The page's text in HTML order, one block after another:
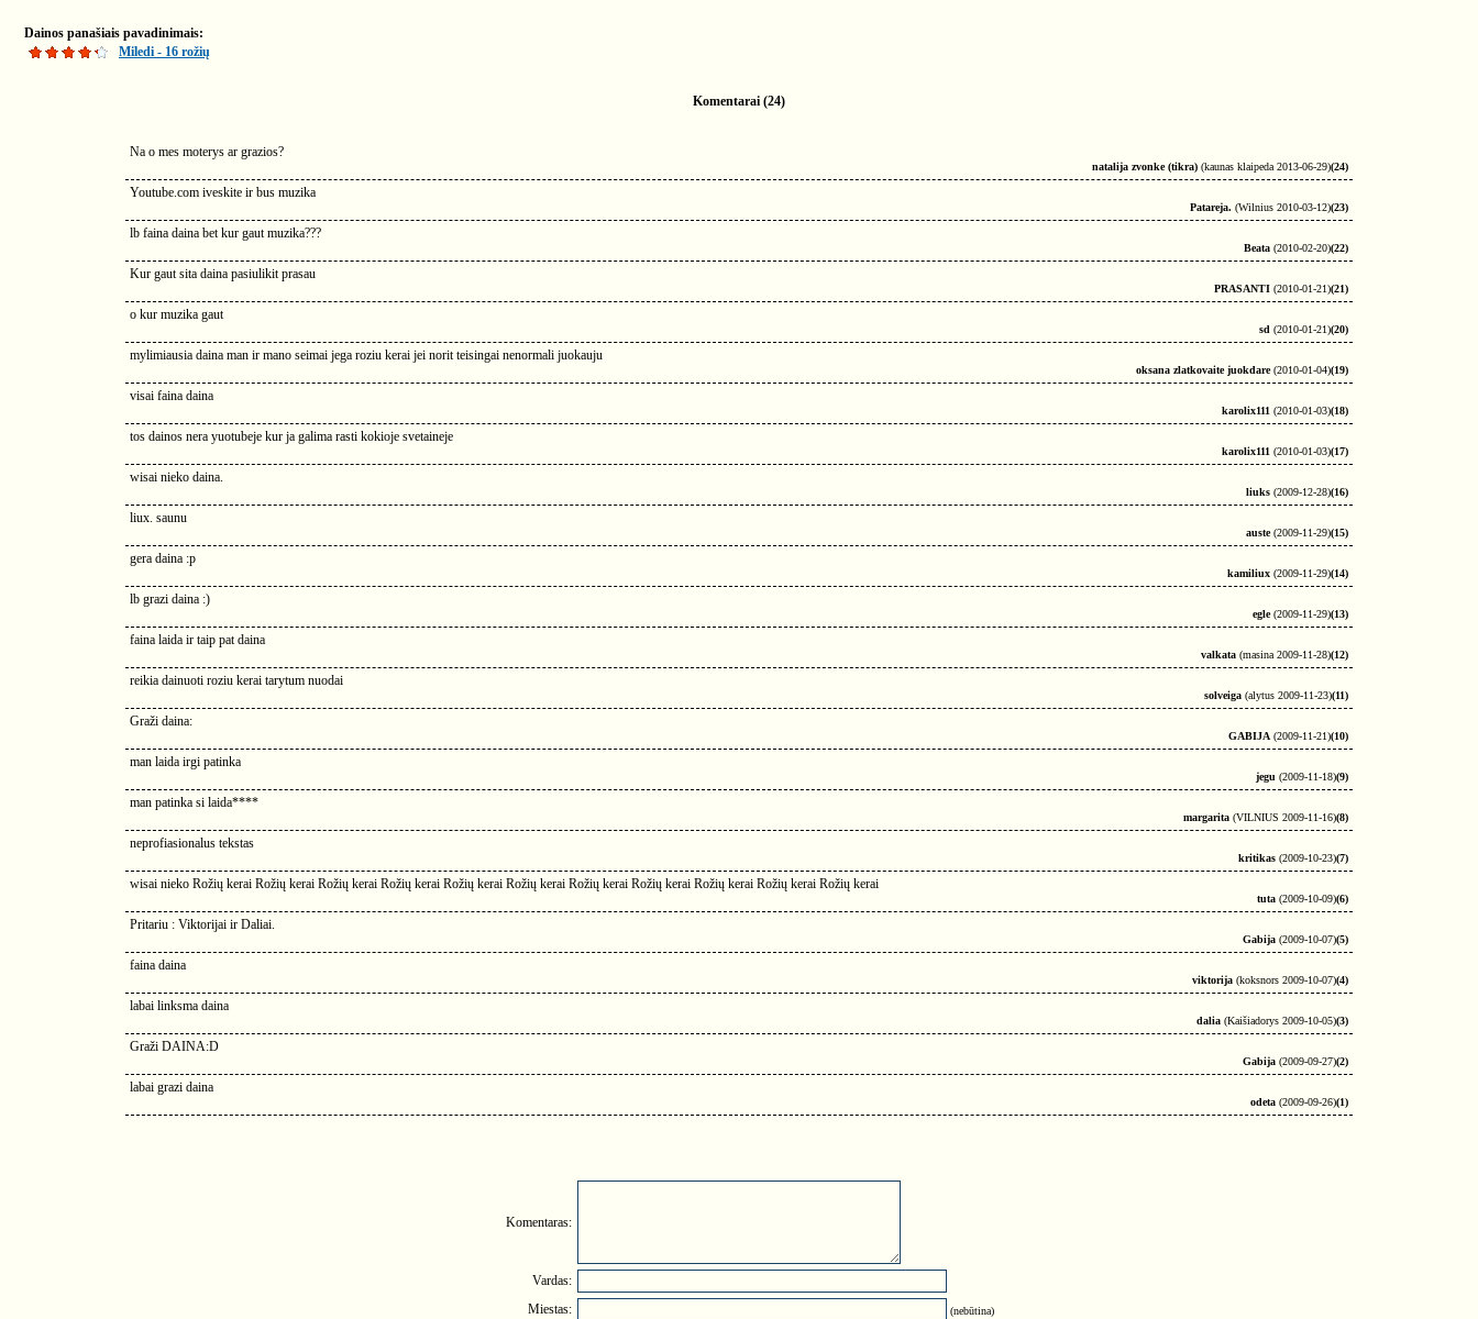
Dainos panašiais pavadinimais:
Miledi - 16 rožių
Komentarai (24)
Na o mes moterys ar grazios?
natalija zvonke (tikra) (kaunas klaipeda 2013-06-29)(24)
Youtube.com iveskite ir bus muzika
Patareja. (Wilnius 2010-03-12)(23)
lb faina daina bet kur gaut muzika???
Beata (2010-02-20)(22)
Kur gaut sita daina pasiulikit prasau
PRASANTI (2010-01-21)(21)
o kur muzika gaut
sd (2010-01-21)(20)
mylimiausia daina man ir mano seimai jega roziu kerai jei norit teisingai nenormali juokauju
oksana zlatkovaite juokdare(2010-01-04)(19)
visai faina daina
karolix111 (2010-01-03)(18)
tos dainos nera yuotubeje kur ja galima rasti kokioje svetaineje
karolix111 (2010-01-03)(17)
wisai nieko daina.
liuks (2009-12-28)(16)
liux. saunu
auste(2009-11-29)(15)
gera daina :p
kamiliux (2009-11-29)(14)
lb grazi daina :)
egle(2009-11-29)(13)
faina laida ir taip pat daina
valkata (masina 2009-11-28)(12)
reikia dainuoti roziu kerai tarytum nuodai
solveiga (alytus 2009-11-23)(11)
Graži daina:
GABIJA (2009-11-21)(10)
man laida irgi patinka
jegu (2009-11-18)(9)
man patinka si laida****
margarita (VILNIUS 2009-11-16)(8)
neprofiasionalus tekstas
kritikas (2009-10-23)(7)
wisai nieko Rožių kerai Rožių kerai Rožių kerai Rožių kerai Rožių kerai Rožių kerai Rožių kerai Rožių kerai Rožių kerai Rožių kerai Rožių kerai
tuta (2009-10-09)(6)
Pritariu : Viktorijai ir Daliai.
Gabija (2009-10-07)(5)
faina daina
viktorija (koksnors 2009-10-07)(4)
labai linksma daina
dalia (Kaišiadorys 2009-10-05)(3)
Graži DAINA:D
Gabija (2009-09-27)(2)
labai grazi daina
odeta (2009-09-26)(1)
Komentaras:
Vardas:
Miestas:
(nebūtina)